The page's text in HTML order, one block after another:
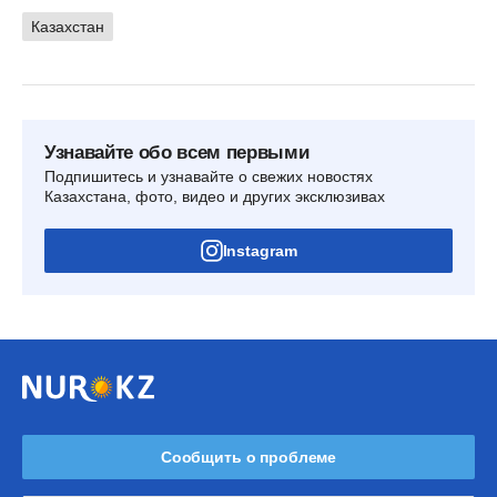
Казахстан
Узнавайте обо всем первыми
Подпишитесь и узнавайте о свежих новостях
Казахстана, фото, видео и других эксклюзивах
Instagram
Сообщить о проблеме